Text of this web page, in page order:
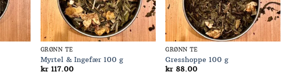
GRØNN TE
Myrtel & Ingefær 100 g
kr117.00
GRØNN TE
Gresshoppe 100 g
kr88.00